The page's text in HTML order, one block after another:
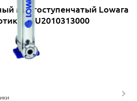
многоступенчатый Lowara
RU2010313000